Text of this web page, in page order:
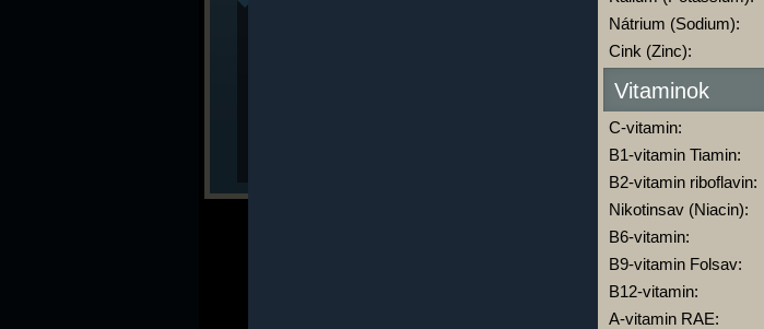
Nátrium (Sodium):
Cink (Zinc):
Vitaminok
C-vitamin:
B1-vitamin Tiamin:
B2-vitamin riboflavin:
Nikotinsav (Niacin):
B6-vitamin:
B9-vitamin Folsav:
B12-vitamin:
A-vitamin RAE: